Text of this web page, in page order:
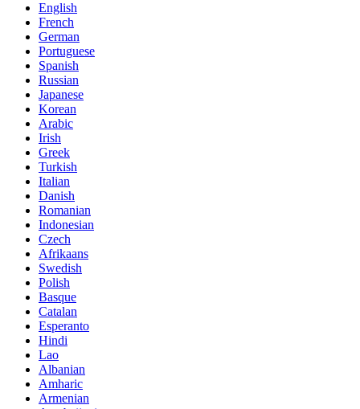
English
French
German
Portuguese
Spanish
Russian
Japanese
Korean
Arabic
Irish
Greek
Turkish
Italian
Danish
Romanian
Indonesian
Czech
Afrikaans
Swedish
Polish
Basque
Catalan
Esperanto
Hindi
Lao
Albanian
Amharic
Armenian